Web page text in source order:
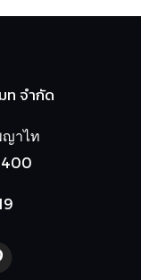
ท จำกัด
ญาไท